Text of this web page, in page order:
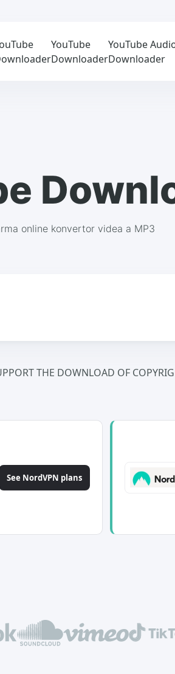
YouTube
Downloader
YouTube
Downloader
online konvertor videa a MP3
THE DOWNLOAD OF
See NordVPN plans